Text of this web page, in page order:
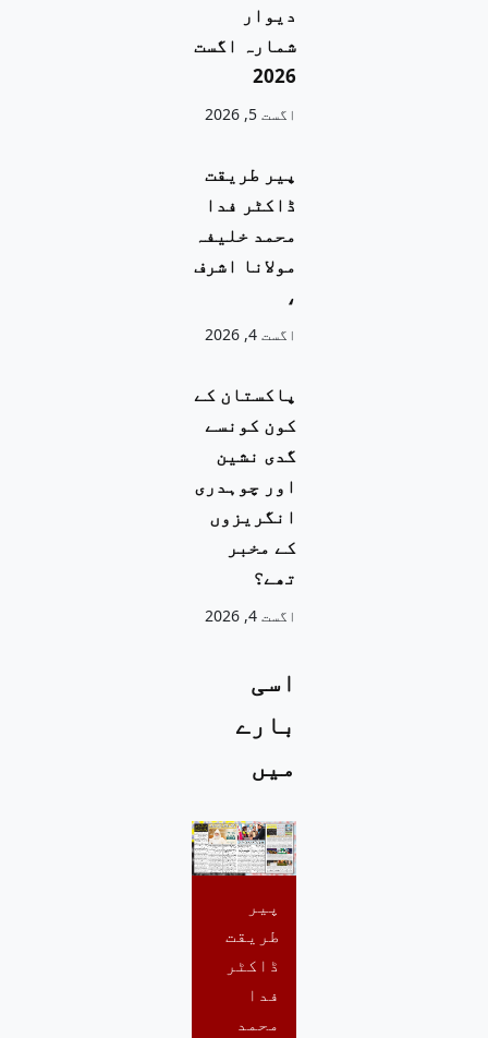
دیوار
شمارہ اگست
2026
اگست 5, 2026
پیر طریقت
ڈاکٹر فدا
محمد خلیفہ
مولانا اشرف
،
اگست 4, 2026
پاکستان کے
کون کونسے
گدی نشین
اور چوہدری
انگریزوں
کے مخبر
تھے؟
اگست 4, 2026
اسی
بارے
میں
پیر
طریقت
ڈاکٹر
فدا
محمد